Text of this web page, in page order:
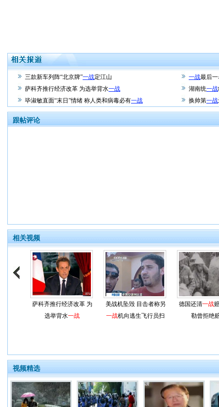
三款新车列阵“北京牌”一战定江山 一战最后
萨科齐推行经济改革 为选举背水一战 湖南统一战
毕淑敏直面“末日”情绪 称人类和病毒必有一战 换帅第一战
跟帖评论
相关视频
萨科齐推行经济改革 为
选举背水一战
美战机坠毁 目击者称另
一战机向逃生飞行员扫
德国还清一战
勒曾拒绝
视频精选